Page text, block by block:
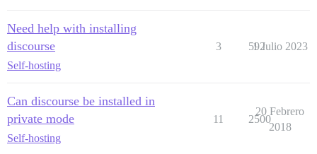
Need help with installing
discourse
Self-hosting
3 592
1 Julio 2023
Can discourse be installed in
private mode
Self-hosting
11 2500
20 Febrero
2018